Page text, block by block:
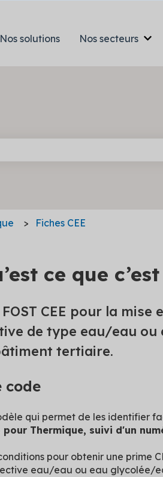
Nos solutions Nos secteurs
Fiches CEE
ce que c’est
CEE pour la mise
de type eau/eau ou
tertiaire.
code
qui permet de les identifier
Thermique, suivi d'un
pour obtenir une prime
eau/eau ou eau glycolée/